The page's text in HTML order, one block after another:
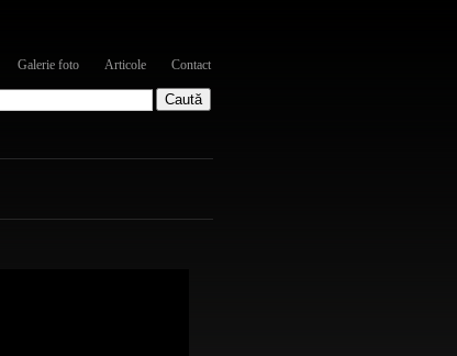
Galerie foto Articole Contact